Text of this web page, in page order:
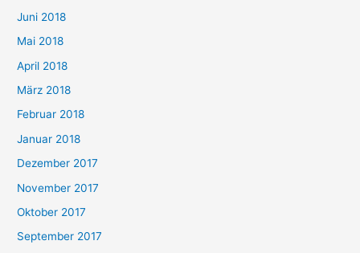
Juni 2018
Mai 2018
April 2018
März 2018
Februar 2018
Januar 2018
Dezember 2017
November 2017
Oktober 2017
September 2017